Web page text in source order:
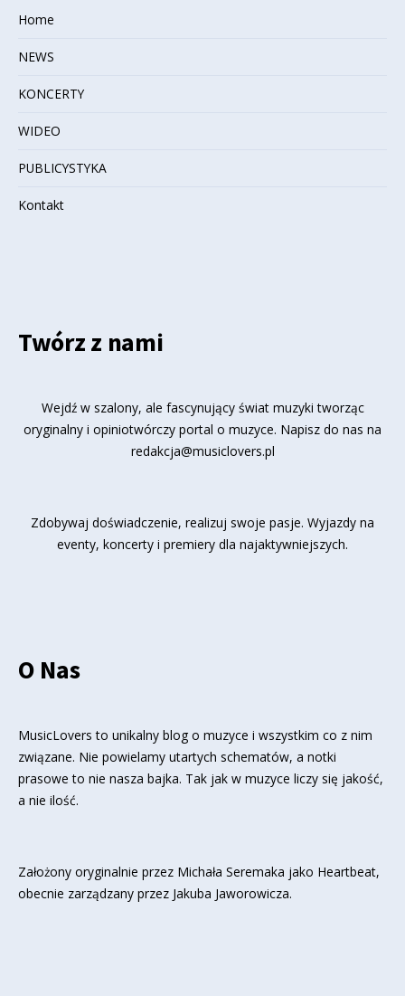
Home
NEWS
KONCERTY
WIDEO
PUBLICYSTYKA
Kontakt
Twórz z nami
Wejdź w szalony, ale fascynujący świat muzyki tworząc
oryginalny i opiniotwórczy portal o muzyce. Napisz do nas na
redakcja@musiclovers.pl
Zdobywaj doświadczenie, realizuj swoje pasje. Wyjazdy na
eventy, koncerty i premiery dla najaktywniejszych.
O Nas
MusicLovers to unikalny blog o muzyce i wszystkim co z nim
związane. Nie powielamy utartych schematów, a notki
prasowe to nie nasza bajka. Tak jak w muzyce liczy się jakość,
a nie ilość.
Założony oryginalnie przez Michała Seremaka jako Heartbeat,
obecnie zarządzany przez Jakuba Jaworowicza.